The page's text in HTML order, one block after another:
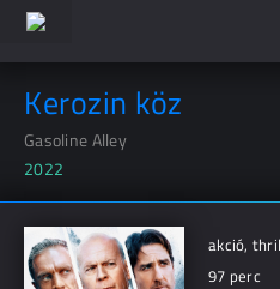
Kerozin köz
Gasoline Alley
2022
akció,
97 perc